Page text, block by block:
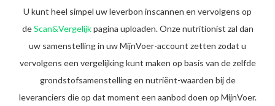
U kunt heel simpel uw leverbon inscannen en vervolgens op
deScan&Vergelijkpagina uploaden. Onze nutritionist zal dan
uw samenstelling in uw MijnVoer-account zetten zodat u
vervolgens een vergelijking kunt maken op basis van de zelfde
grondstofsamenstelling en nutriënt-waarden bij de
leveranciers die op dat moment een aanbod doen op MijnVoer.